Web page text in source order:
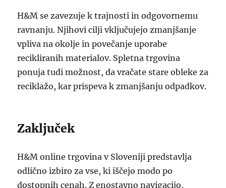
H&M se zavezuje k trajnosti in odgovornemu
ravnanju. Njihovi cilji vključujejo zmanjšanje
vpliva na okolje in povečanje uporabe
recikliranih materialov. Spletna trgovina
ponuja tudi možnost, da vračate stare obleke za
reciklažo, kar prispeva k zmanjšanju odpadkov.
Zaključek
H&M online trgovina v Sloveniji predstavlja
odlično izbiro za vse, ki iščejo modo po
dostopnih cenah. Z enostavno navigacijo,